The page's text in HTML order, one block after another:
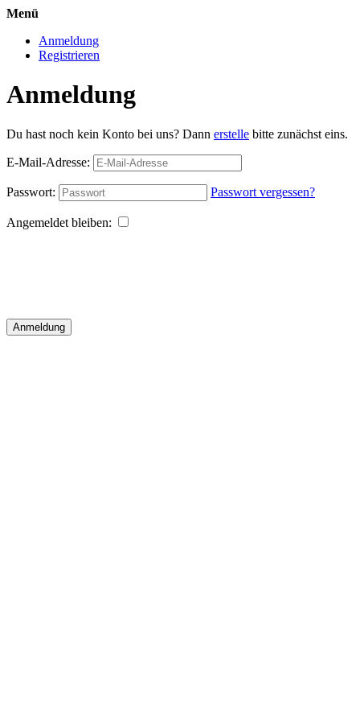
Menü
Anmeldung
Registrieren
Anmeldung
Du hast noch kein Konto bei uns? Dann erstelle bitte zunächst eins.
E-Mail-Adresse:
Passwort: Passwort vergessen?
Angemeldet bleiben:
Anmeldung